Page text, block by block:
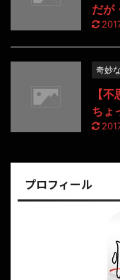
だが
奇妙
【
ちょ
プロフィール